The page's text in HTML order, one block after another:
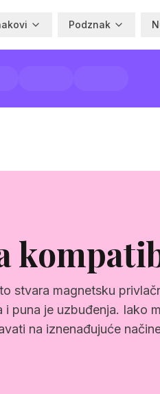
Podznak
stvara magnetsku
puna je uzbuđenja. Iako
na iznenađujuće